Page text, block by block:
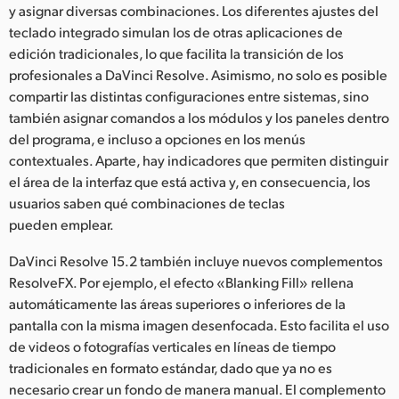
y asignar diversas combinaciones. Los diferentes ajustes del
teclado integrado simulan los de otras aplicaciones de
edición tradicionales, lo que facilita la transición de los
profesionales a DaVinci Resolve. Asimismo, no solo es posible
compartir las distintas configuraciones entre sistemas, sino
también asignar comandos a los módulos y los paneles dentro
del programa, e incluso a opciones en los menús
contextuales. Aparte, hay indicadores que permiten distinguir
el área de la interfaz que está activa y, en consecuencia, los
usuarios saben qué combinaciones de teclas
pueden emplear.
DaVinci Resolve 15.2 también incluye nuevos complementos
ResolveFX. Por ejemplo, el efecto «Blanking Fill» rellena
automáticamente las áreas superiores o inferiores de la
pantalla con la misma imagen desenfocada. Esto facilita el uso
de videos o fotografías verticales en líneas de tiempo
tradicionales en formato estándar, dado que ya no es
necesario crear un fondo de manera manual. El complemento